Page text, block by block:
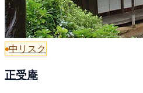
中リスク
正受庵